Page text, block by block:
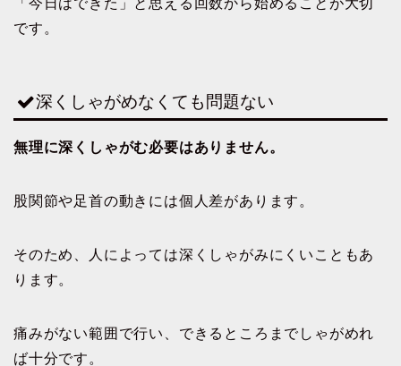
です。
深くしゃがめなくても問題ない
無理に深くしゃがむ必要はありません。
股関節や足首の動きには個人差があります。
そのため、人によっては深くしゃがみにくいこともあ
ります。
痛みがない範囲で行い、できるところまでしゃがめれ
ば十分です。